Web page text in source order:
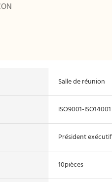
Salle de réunion
ISO9001-ISO14001
Président
10pièces